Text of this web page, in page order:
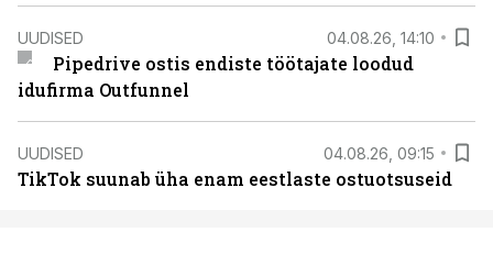
UUDISED 04.08.26, 14:10
Pipedrive ostis endiste töötajate loodud
idufirma Outfunnel
UUDISED 04.08.26, 09:15
TikTok suunab üha enam eestlaste ostuotsuseid